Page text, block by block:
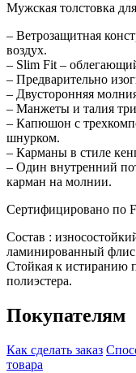
Мужская толстовка
– Ветрозащитная
воздух.
– Slim Fit –
– Предварительно
– Двусторонняя
– Манжеты и талия
– Капюшон с
шнурком.
– Карманы в стиле
– Один внутренний
карман на молнии.
Сертифицировано по
Состав :
ламинированный
Стойкая к истиранию
полиэстера.
Покупателям
Как сделать заказ
товара